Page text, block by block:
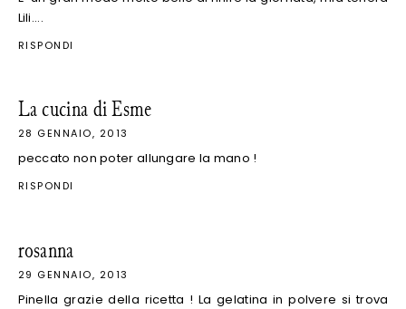
Lili....
RISPONDI
La cucina di Esme
28 GENNAIO, 2013
peccato non poter allungare la mano !
RISPONDI
rosanna
29 GENNAIO, 2013
Pinella grazie della ricetta ! La gelatina in polvere si trova